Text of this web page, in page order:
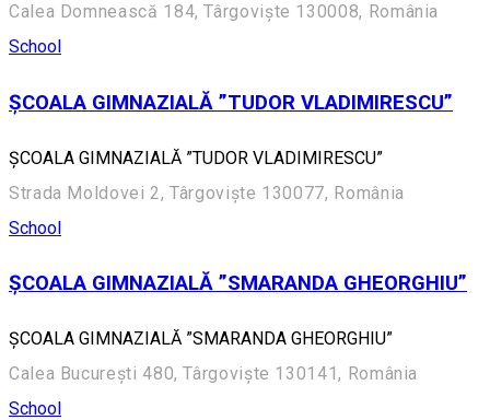
Calea Domnească 184, Târgoviște 130008, România
School
ȘCOALA GIMNAZIALĂ ”TUDOR VLADIMIRESCU”
ȘCOALA GIMNAZIALĂ ”TUDOR VLADIMIRESCU”
Strada Moldovei 2, Târgoviște 130077, România
School
ȘCOALA GIMNAZIALĂ ”SMARANDA GHEORGHIU”
ȘCOALA GIMNAZIALĂ ”SMARANDA GHEORGHIU”
Calea București 480, Târgoviște 130141, România
School